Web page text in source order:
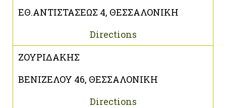
ΕΘ.ΑΝΤΙΣΤΑΣΕΩΣ 4, ΘΕΣΣΑΛΟΝΙΚΗ
Directions
ΖΟΥΡΙΔΑΚΗΣ
ΒΕΝΙΖΕΛΟΥ 46, ΘΕΣΣΑΛΟΝΙΚΗ
Directions